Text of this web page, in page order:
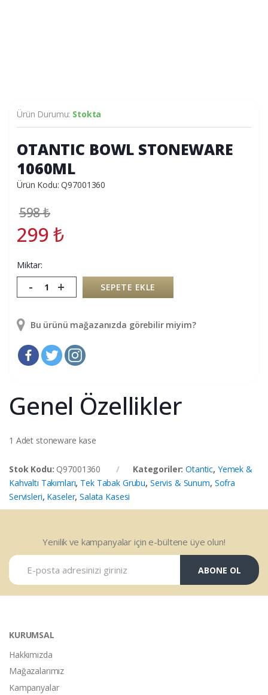
Ürün Durumu: Stokta
OTANTIC BOWL STONEWARE
1060ML
Ürün Kodu: Q97001360
598₺
299₺
Miktar:
- + SEPETE EKLE
Bu ürünü mağazanızda görebilir miyim?
Genel Özellikler
1 Adet stoneware kase
Stok Kodu: Q97001360 Kategoriler:Otantic, Yemek &
Kahvaltı Takımları, Tek Tabak Grubu, Servis & Sunum, Sofra
Servisleri, Kaseler,Salata Kasesi
Yenilik ve kampanyalar için e-bültene üye olun!
ABONE OL
KURUMSAL
Hakkımızda
Mağazalarımız
Kampanyalar